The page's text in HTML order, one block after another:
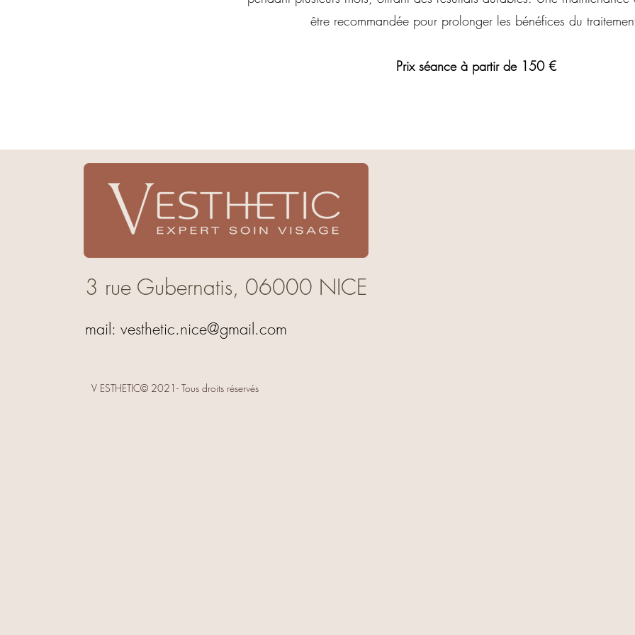
être recommandée pour prolonger les bénéfices du
Prix séance à partir de 150 €
3 rue Gubernatis, 06000 NICE
mail: vesthetic.nice@gmail.com
V ESTHETIC© 2021- Tous droits réservés